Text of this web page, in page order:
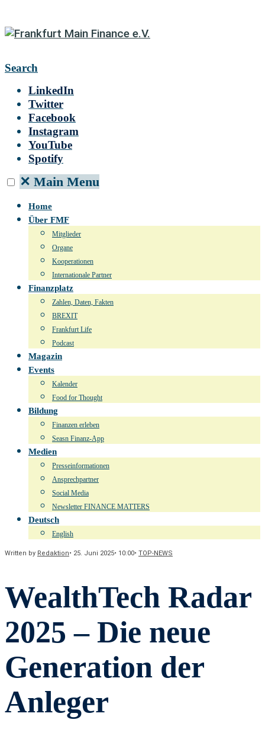
Search
LinkedIn
Twitter
Facebook
Instagram
YouTube
Spotify
✕ Main Menu
Home
Über FMF
Mitglieder
Organe
Kooperationen
Internationale Partner
Finanzplatz
Zahlen, Daten, Fakten
BREXIT
Frankfurt Life
Podcast
Magazin
Events
Kalender
Food for Thought
Bildung
Finanzen erleben
Seasn Finanz-App
Medien
Presseinformationen
Ansprechpartner
Social Media
Newsletter FINANCE MATTERS
Deutsch
English
Written by Redaktion• 25. Juni 2025• 10:00• TOP-NEWS
WealthTech Radar
2025 – Die neue
Generation der
Anleger